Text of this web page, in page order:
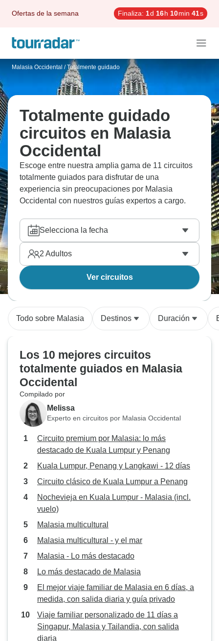
Ofertas de la semana Finaliza: 1d 16h 10min 40s
Malasia Occidental / Totalmente guidado
Totalmente guidado
circuitos en Malasia
Occidental
Escoge entre nuestra amplia gama de 11 circuitos
totalmente guiados para disfrutar de una
experiencia sin preocupaciones por Malasia
Occidental con nuestros guías expertos a cargo.
Selecciona la fecha
2 Adultos
Ver circuitos
Todo sobre Malasia Destinos Duración
Los 10 mejores circuitos
totalmente guiados en Malasia
Occidental
Compilado por
Melissa
Experto en circuitos por Malasia Occidental
Circuito premium por Malasia: lo más
destacado de Kuala Lumpur y Penang
Kuala Lumpur, Penang y Langkawi - 12 días
Circuito clásico de Kuala Lumpur a Penang
Nochevieja en Kuala Lumpur - Malasia (incl.
vuelo)
Malasia multicultural
Malasia multicultural - y el mar
Malasia - Lo más destacado
Lo más destacado de Malasia
El mejor viaje familiar de Malasia en 6 días, a
medida, con salida diaria y guía privado
Viaje familiar personalizado de 11 días a
Singapur, Malasia y Tailandia, con salida
diaria